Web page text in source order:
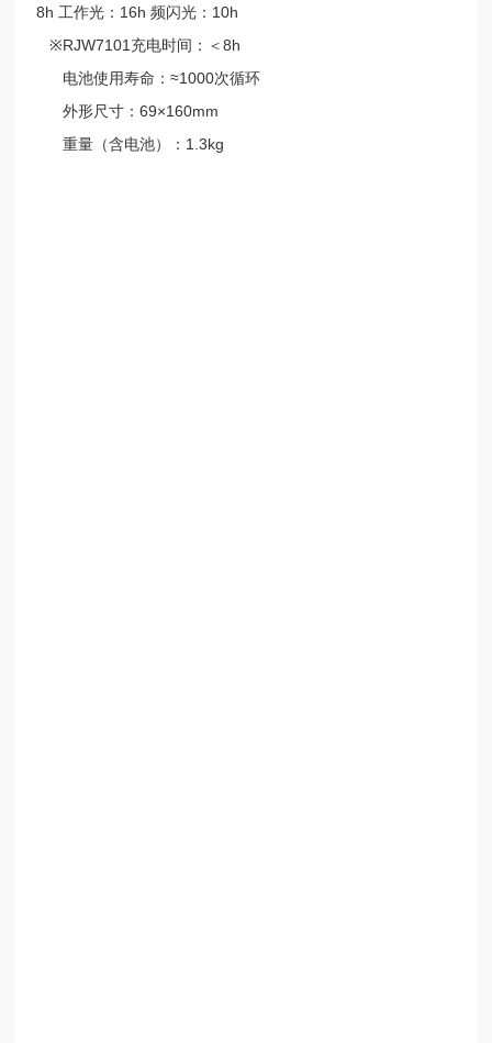
8h 工作光：16h 频闪光：10h
※RJW7101充电时间：＜8h
电池使用寿命：≈1000次循环
外形尺寸：69×160mm
重量（含电池）：1.3kg